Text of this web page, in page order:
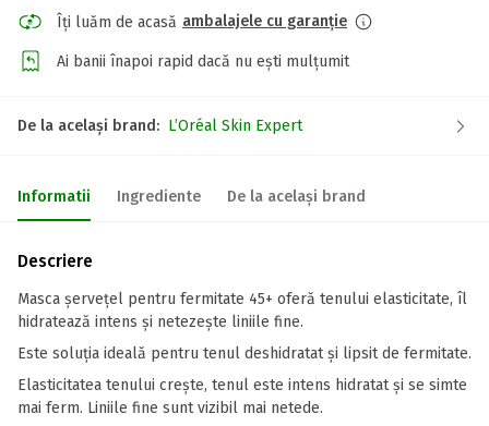
Îți luăm de acasă ambalajele cu garanție
Ai banii înapoi rapid dacă nu ești mulțumit
De la același brand: L’Oréal Skin Expert
Informatii Ingrediente De la același brand
Descriere
Masca șervețel pentru fermitate 45+ oferă tenului elasticitate, îl
hidratează intens și netezește liniile fine.
Este soluția ideală pentru tenul deshidratat și lipsit de fermitate.
Elasticitatea tenului crește, tenul este intens hidratat și se simte
mai ferm. Liniile fine sunt vizibil mai netede.